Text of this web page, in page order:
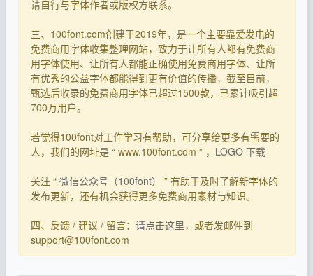
请自行与字体作者或版权方联系。
三、100font.com创建于2019年，是一个主要靠爱发电的
免费商用字体收集整理网站，致力于让所有人都有免费商
用字体使用、让所有人都能正确使用免费商用字体、让所
有优秀的公益字体都能得到更有价值的传播，截至目前，
甄选后收录的免费商用字体已超过1500款，已累计吸引超
700万用户。
若觉得100font对工作学习有帮助，可分享给更多有需要的
人，我们的网址是 “ www.100font.com ” ， LOGO 下载
关注 “ 微信公众号（100font）
” 有助于及时了解新字体的
发布更新，还有机会获得更多免费商用素材与知识。
四、反馈 / 建议 / 留言： 请点击这里，或者发邮件到
support@100font.com